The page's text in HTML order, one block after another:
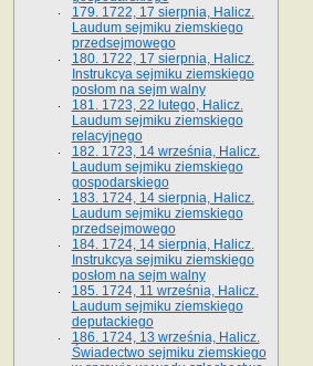
179. 1722, 17 sierpnia, Halicz.
Laudum sejmiku ziemskiego
przedsejmowego
180. 1722, 17 sierpnia, Halicz.
Instrukcya sejmiku ziemskiego
posłom na sejm walny
181. 1723, 22 lutego, Halicz.
Laudum sejmiku ziemskiego
relacyjnego
182. 1723, 14 września, Halicz.
Laudum sejmiku ziemskiego
gospodarskiego
183. 1724, 14 sierpnia, Halicz.
Laudum sejmiku ziemskiego
przedsejmowego
184. 1724, 14 sierpnia, Halicz.
Instrukcya sejmiku ziemskiego
posłom na sejm walny
185. 1724, 11 września, Halicz.
Laudum sejmiku ziemskiego
deputackiego
186. 1724, 13 września, Halicz.
Świadectwo sejmiku ziemskiego